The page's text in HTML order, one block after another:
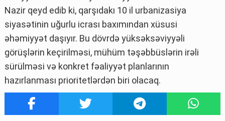
Nazir qeyd edib ki, qarşıdakı 10 il urbanizasiya
siyasətinin uğurlu icrası baxımından xüsusi
əhəmiyyət daşıyır. Bu dövrdə yüksəksəviyyəli
görüşlərin keçirilməsi, mühüm təşəbbüslərin irəli
sürülməsi və konkret fəaliyyət planlarının
hazırlanması prioritetlərdən biri olacaq.